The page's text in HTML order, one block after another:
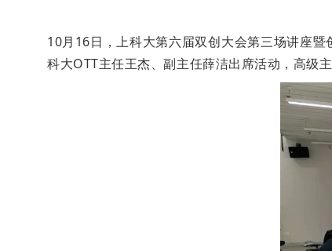
10月16日，上科大第六届双创大会第三场讲座
科大OTT主任王杰、副主任薛洁出席活动，高级主